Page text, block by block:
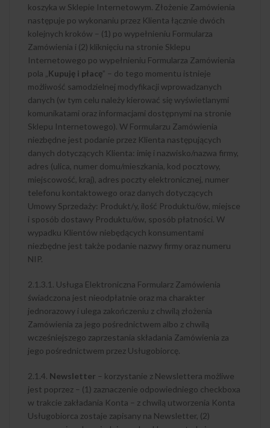
koszyka w Sklepie Internetowym. Złożenie Zamówienia
następuje po wykonaniu przez Klienta łącznie dwóch
kolejnych kroków – (1) po wypełnieniu Formularza
Zamówienia i (2) kliknięciu na stronie Sklepu
Internetowego po wypełnieniu Formularza Zamówienia
pola „ Kupuję i płacę” – do tego momentu istnieje
możliwość samodzielnej modyfikacji wprowadzanych
danych (w tym celu należy kierować się wyświetlanymi
komunikatami oraz informacjami dostępnymi na stronie
Sklepu Internetowego). W Formularzu Zamówienia
niezbędne jest podanie przez Klienta następujących
danych dotyczących Klienta: imię i nazwisko/nazwa firmy,
adres (ulica, numer domu/mieszkania, kod pocztowy,
miejscowość, kraj), adres poczty elektronicznej, numer
telefonu kontaktowego oraz danych dotyczących
Umowy Sprzedaży: Produkt/y, ilość Produktu/ów, miejsce
i sposób dostawy Produktu/ów, sposób płatności. W
wypadku Klientów niebędących konsumentami
niezbędne jest także podanie nazwy firmy oraz numeru
NIP.
2.1.3.1. Usługa Elektroniczna Formularz Zamówienia
świadczona jest nieodpłatnie oraz ma charakter
jednorazowy i ulega zakończeniu z chwilą złożenia
Zamówienia za jego pośrednictwem albo z chwilą
wcześniejszego zaprzestania składania Zamówienia za
jego pośrednictwem przez Usługobiorcę.
2.1.4. Newsletter – korzystanie z Newslettera możliwe
jest poprzez – (1) zaznaczenie odpowiedniego checkboxa
w trakcie zakładania Konta – z chwilą utworzenia Konta
Usługobiorca zostaje zapisany na Newsletter, (2)